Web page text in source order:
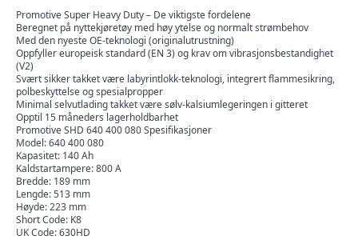
Promotive Super Heavy Duty – De viktigste fordelene
Beregnet på nyttekjøretøy med høy ytelse og normalt strømbehov
Med den nyeste OE-teknologi (originalutrustning)
Oppfyller europeisk standard (EN 3) og krav om vibrasjonsbestandighet
(V2)
Svært sikker takket være labyrintlokk-teknologi, integrert flammesikring,
polbeskyttelse og spesialpropper
Minimal selvutlading takket være sølv-kalsiumlegeringen i gitteret
Opptil 15 måneders lagerholdbarhet
Promotive SHD 640 400 080 Spesifikasjoner
Model: 640 400 080
Kapasitet: 140 Ah
Kaldstartampere: 800 A
Bredde: 189 mm
Lengde: 513 mm
Høyde: 223 mm
Short Code: K8
UK Code: 630HD